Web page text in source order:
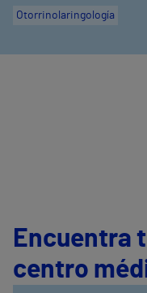
Otorrinolaringología
Encuentra
centro